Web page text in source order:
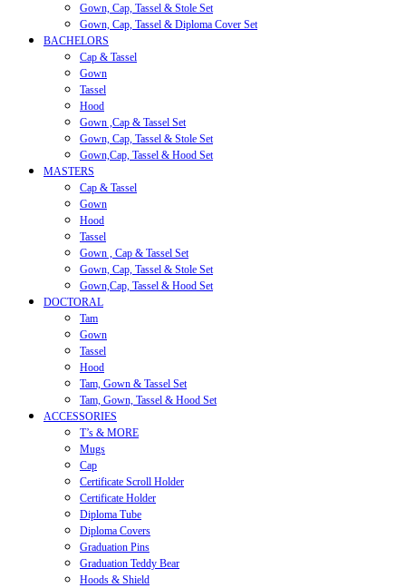
Gown, Cap, Tassel & Stole Set
Gown, Cap, Tassel & Diploma Cover Set
BACHELORS
Cap & Tassel
Gown
Tassel
Hood
Gown ,Cap & Tassel Set
Gown, Cap, Tassel & Stole Set
Gown,Cap, Tassel & Hood Set
MASTERS
Cap & Tassel
Gown
Hood
Tassel
Gown , Cap & Tassel Set
Gown, Cap, Tassel & Stole Set
Gown,Cap, Tassel & Hood Set
DOCTORAL
Tam
Gown
Tassel
Hood
Tam, Gown & Tassel Set
Tam, Gown, Tassel & Hood Set
ACCESSORIES
T’s & MORE
Mugs
Cap
Certificate Scroll Holder
Certificate Holder
Diploma Tube
Diploma Covers
Graduation Pins
Graduation Teddy Bear
Hoods & Shield